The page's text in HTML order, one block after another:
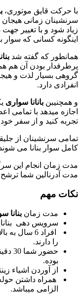
با حرکت قایق موتوری،
سرنشینان زمانی
زیاد شود و با تغییر جهت
اینگونه کسانی که سوار
همانطور که گفته شد
پرطرفدار بودن آن هم
گروهی بسیار لذت و
انفرادی دارد.
و همچنیبن بانانا سواری
اجازه میدهد با تمامی
تجربه کنید و از سفر
تمامی سرنشینان از
کامل سوار بنانا می
مدت آدرنالین شما
نکات مهم
مدت زمان بنانا
سرویس دهی بنانا از 4 الی 8 نفر انجام
افراد 6
را دارند.
بوده.
از آوردن اشیاء
همراه داشتن
الزامی میباشد.